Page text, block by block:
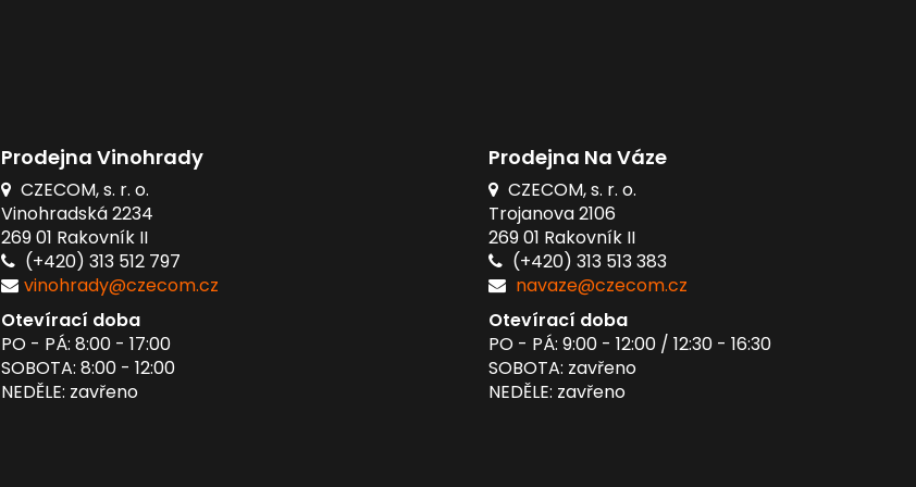
Prodejna Vinohrady
CZECOM, s. r. o.
Vinohradská 2234
269 01 Rakovník II
(+420) 313 512 797
vinohrady@czecom.cz
Otevírací doba
PO - PÁ: 8:00 - 17:00
SOBOTA: 8:00 - 12:00
NEDĚLE: zavřeno
Prodejna Na Váze
CZECOM, s. r. o.
Trojanova 2106
269 01 Rakovník II
(+420) 313 513 383
navaze@czecom.cz
Otevírací doba
PO - PÁ: 9:00 - 12:00 / 12:30 - 16:30
SOBOTA: zavřeno
NEDĚLE: zavřeno